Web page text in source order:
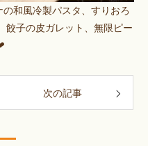
和風冷製パスタ、すりおろ
餃子の皮ガレット、無限ピー
次の記事